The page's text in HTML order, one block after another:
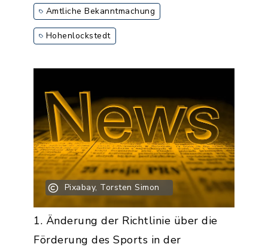
Amtliche Bekanntmachung
Hohenlockstedt
Pixabay, Torsten Simon
1. Änderung der Richtlinie über die
Förderung des Sports in der